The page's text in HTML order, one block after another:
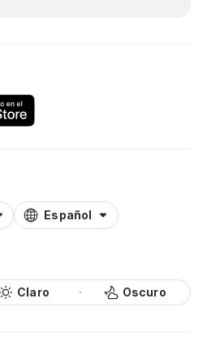
Español
Claro Oscuro